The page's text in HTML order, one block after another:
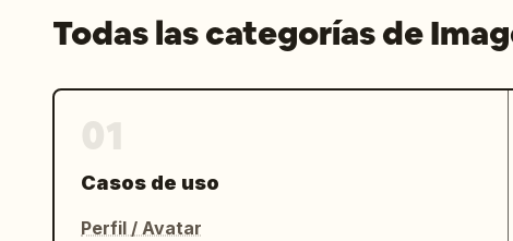
Todas las categorías de
Casos de uso
Perfil / Avatar